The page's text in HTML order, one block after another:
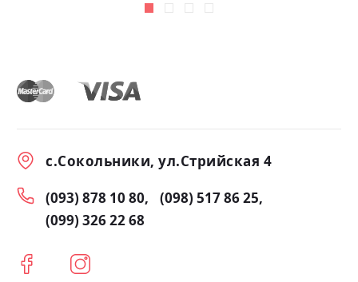
с.Сокольники, ул.Стрийская 4
(093) 878 10 80
(098) 517 86 25
(099) 326 22 68